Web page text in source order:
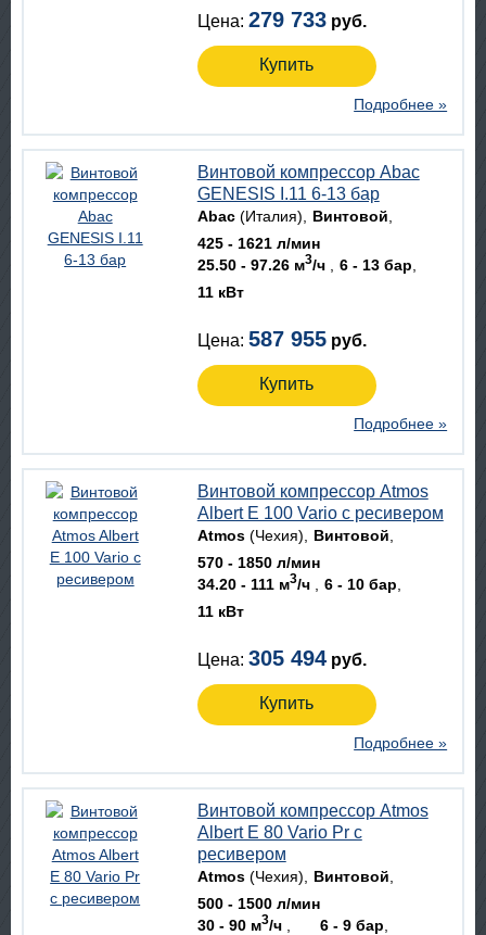
Цена: 279 733 руб.
Купить
Подробнее »
Винтовой компрессор Abac
GENESIS I.11 6-13 бар
Abac(Италия)
Винтовой
425 - 1621 л/мин
25.50 - 97.26 м3/ч
6 - 13 бар
11 кВт
Цена: 587 955 руб.
Купить
Подробнее »
Винтовой компрессор Atmos
Albert E 100 Vario с ресивером
Atmos(Чехия)
Винтовой
570 - 1850 л/мин
34.20 - 111 м3/ч
6 - 10 бар
11 кВт
Цена: 305 494 руб.
Купить
Подробнее »
Винтовой компрессор Atmos
Albert E 80 Vario Рr с
ресивером
Atmos(Чехия)
Винтовой
500 - 1500 л/мин
30 - 90 м3/ч
6 - 9 бар